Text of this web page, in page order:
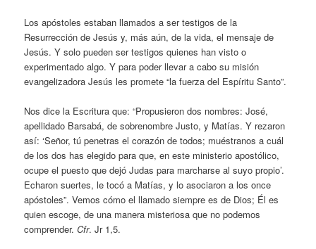
Los apóstoles estaban llamados a ser testigos de la
Resurrección de Jesús y, más aún, de la vida, el mensaje de
Jesús. Y solo pueden ser testigos quienes han visto o
experimentado algo. Y para poder llevar a cabo su misión
evangelizadora Jesús les promete “la fuerza del Espíritu Santo”.
Nos dice la Escritura que: “Propusieron dos nombres: José,
apellidado Barsabá, de sobrenombre Justo, y Matías. Y rezaron
así: ‘Señor, tú penetras el corazón de todos; muéstranos a cuál
de los dos has elegido para que, en este ministerio apostólico,
ocupe el puesto que dejó Judas para marcharse al suyo propio’.
Echaron suertes, le tocó a Matías, y lo asociaron a los once
apóstoles”. Vemos cómo el llamado siempre es de Dios; Él es
quien escoge, de una manera misteriosa que no podemos
comprender.Cfr. Jr 1,5.